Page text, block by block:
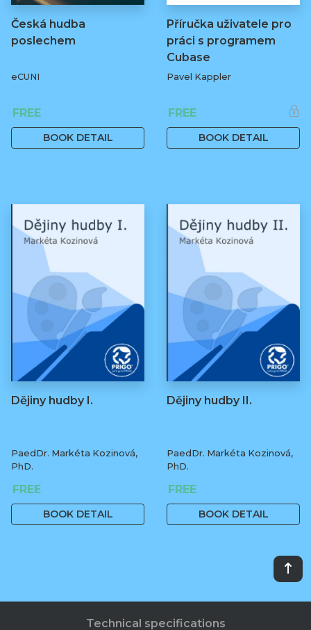
Česká hudba
poslechem
eCUNI
FREE
BOOK DETAIL
Příručka uživatele pro
práci s programem
Cubase
Pavel Kappler
FREE
BOOK DETAIL
Dějiny hudby I.
PaedDr. Markéta Kozinová,
PhD.
FREE
BOOK DETAIL
Dějiny hudby II.
PaedDr. Markéta Kozinová,
PhD.
FREE
BOOK DETAIL
Technical specifications